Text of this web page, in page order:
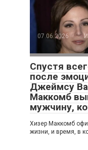
07.06.2026
Спустя
после
Джеймсу
Маккомб
мужчину,
Хизер Маккомб
жизни, и время, в